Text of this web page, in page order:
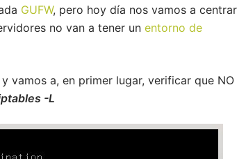
GUFW, pero hoy día nos vamos a centrar
no van a tener un entorno de
vamos a, en primer lugar, verificar que NO
-L